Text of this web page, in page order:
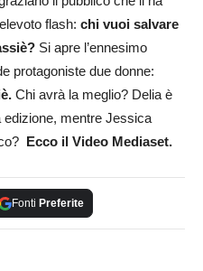
flash: chi vuoi salvare
Si apre l’ennesimo
protagoniste due donne:
Chi avrà la meglio? Delia è
edizione, mentre Jessica
Ecco il Video Mediaset.
Fonti Preferite